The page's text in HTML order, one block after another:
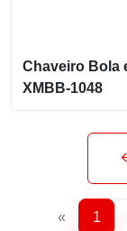
XMBB-1048
« 1